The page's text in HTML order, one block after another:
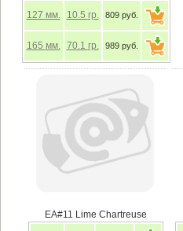
127 мм. 10.5 гр. 809 руб.
165 мм. 70.1 гр. 989 руб.
EA#11 Lime Chartreuse